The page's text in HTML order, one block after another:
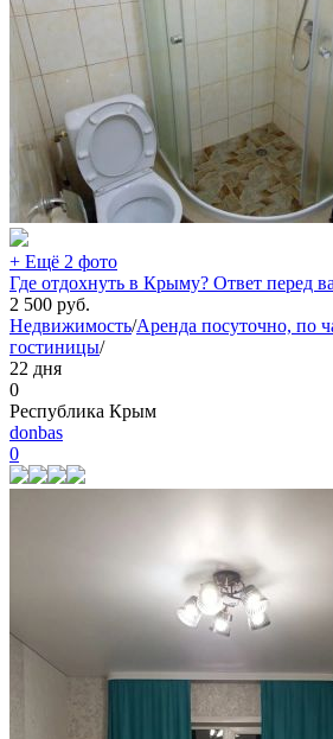
+ Ещё 2 фото
Где отдохнуть в Крыму? Ответ перед
2 500 руб.
Недвижимость/Аренда посуточно, по
гостиницы/
22 дня
0
Республика Крым
donbas
0